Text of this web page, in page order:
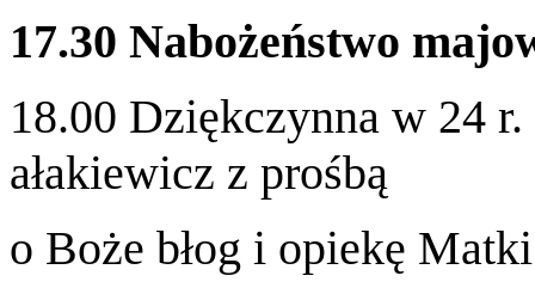
17.30 Nabożeństwo
18.00 Dziękczynna w 24
ałakiewicz z prośbą
o Boże błog i opiekę